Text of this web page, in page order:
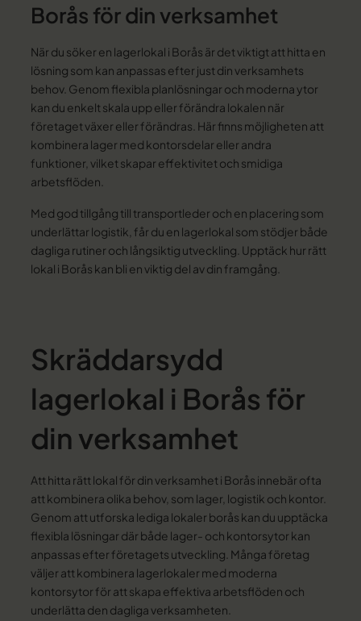
Borås för din verksamhet
När du söker en lagerlokal i Borås är det viktigt att hitta en
lösning som kan anpassas efter just din verksamhets
behov. Genom flexibla planlösningar och moderna ytor
kan du enkelt skala upp eller förändra lokalen när
företaget växer eller förändras. Här finns möjligheten att
kombinera lager med kontorsdelar eller andra
funktioner, vilket skapar effektivitet och smidiga
arbetsflöden.
Med god tillgång till transportleder och en placering som
underlättar logistik, får du en lagerlokal som stödjer både
dagliga rutiner och långsiktig utveckling. Upptäck hur rätt
lokal i Borås kan bli en viktig del av din framgång.
Skräddarsydd
lagerlokal i Borås för
din verksamhet
Att hitta rätt lokal för din verksamhet i Borås innebär ofta
att kombinera olika behov, som lager, logistik och kontor.
Genom att utforska lediga lokaler borås kan du upptäcka
flexibla lösningar där både lager- och kontorsytor kan
anpassas efter företagets utveckling. Många företag
väljer att kombinera lagerlokaler med moderna
kontorsytor för att skapa effektiva arbetsflöden och
underlätta den dagliga verksamheten.